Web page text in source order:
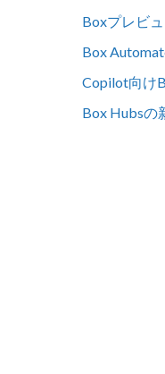
Boxプレビ
Box
Copilot向け
Box Hubsの